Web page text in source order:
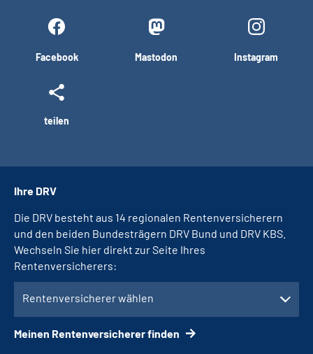
Facebook Mastodon Instagram
teilen
Ihre DRV
Die DRV besteht aus 14 regionalen Rentenversicherern
und den beiden Bundesträgern DRV Bund und DRV KBS.
Wechseln Sie hier direkt zur Seite Ihres
Rentenversicherers:
Rentenversicherer wählen
Meinen Rentenversicherer finden